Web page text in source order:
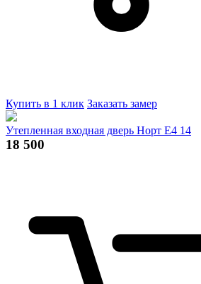
Купить в 1 клик Заказать замер
Утепленная входная дверь Норт Е4 14
18 500